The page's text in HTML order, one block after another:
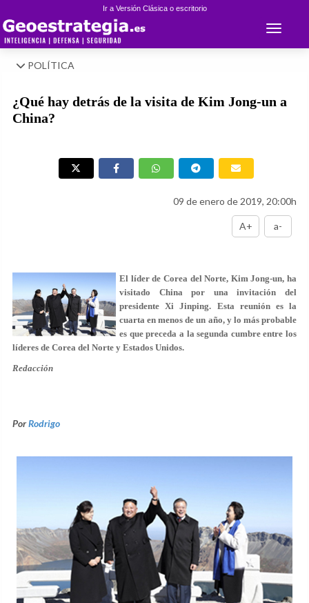
Ir a Versión Clásica o escritorio
Toggle
POLÍTICA
¿Qué hay detrás de la visita de Kim Jong-un a
China?
09 de enero de 2019, 20:00h
A+ a-
El líder de Corea del Norte, Kim Jong-un, ha
visitado China por una invitación del
presidente Xi Jinping. Esta reunión es la
cuarta en menos de un año, y lo más probable
es que preceda a la segunda cumbre entre los
líderes de Corea del Norte y Estados Unidos.
Redacción
PorRodrigo